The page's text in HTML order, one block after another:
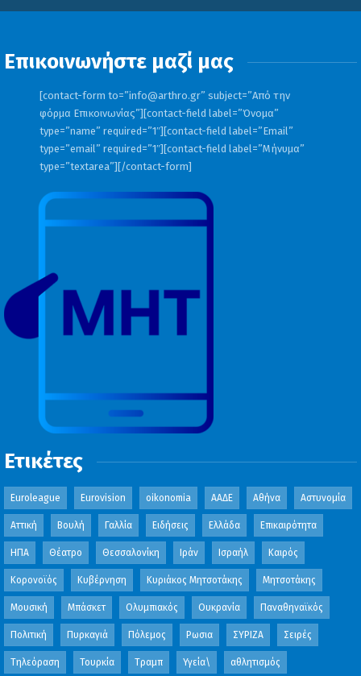
Επικοινωνήστε μαζί μας
[contact-form to=”info@arthro.gr” subject=”Από την
φόρμα Επικοινωνίας”][contact-field label=”Όνομα”
type=”name” required=”1″][contact-field label=”Email”
type=”email” required=”1″][contact-field label=”Μήνυμα”
type=”textarea”][/contact-form]
Ετικέτες
Euroleague Eurovision oikonomia ΑΑΔΕ Αθήνα Αστυνομία
Αττική Βουλή Γαλλία Ειδήσεις Ελλάδα Επικαιρότητα
ΗΠΑ Θέατρο Θεσσαλονίκη Ιράν Ισραήλ Καιρός
Κορονοϊός Κυβέρνηση Κυριάκος Μητσοτάκης Μητσοτάκης
Μουσική Μπάσκετ Ολυμπιακός Ουκρανία Παναθηναϊκός
Πολιτική Πυρκαγιά Πόλεμος Ρωσια ΣΥΡΙΖΑ Σειρές
Τηλεόραση Τουρκία Τραμπ Υγεία\ αθλητισμός